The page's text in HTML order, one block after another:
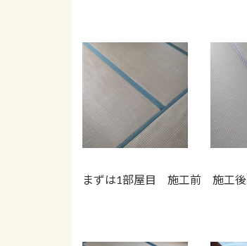
まずは1部屋目 施工前 施工後